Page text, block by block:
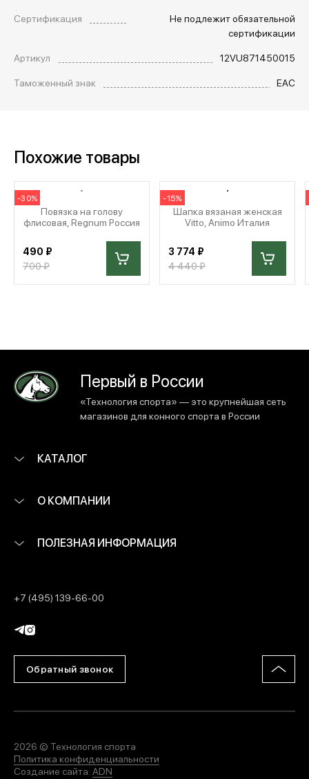
Сертификация
Не подлежит обязательной
сертификации
Артикул
12VU871450015
Таможенный знак
EAC
Похожие товары
-30%
Повязка на голову
флисовая, Regnum Россия
490 ₽
700 ₽
-15%
Шапка вязаная женская
Vitto, Animo Италия
3 774 ₽
4 440 ₽
Первый в России
«Технология спорта» — это крупнейшая сеть
магазинов для конного спорта в России
КАТАЛОГ
О КОМПАНИИ
ПОЛЕЗНАЯ ИНФОРМАЦИЯ
+7 (495) 139-66-00
Обратный звонок
2026 © Технология спорта
Политика конфиденциальности
Создание сайта: ADN